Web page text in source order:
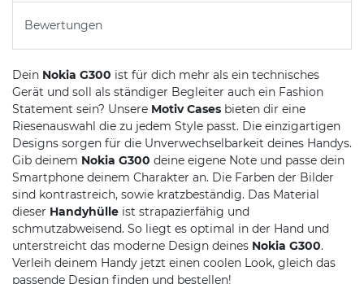
Bewertungen
Dein Nokia G300 ist für dich mehr als ein technisches
Gerät und soll als ständiger Begleiter auch ein Fashion
Statement sein? Unsere Motiv Cases bieten dir eine
Riesenauswahl die zu jedem Style passt. Die einzigartigen
Designs sorgen für die Unverwechselbarkeit deines Handys.
Gib deinem Nokia G300 deine eigene Note und passe dein
Smartphone deinem Charakter an. Die Farben der Bilder
sind kontrastreich, sowie kratzbeständig. Das Material
dieser Handyhülle ist strapazierfähig und
schmutzabweisend. So liegt es optimal in der Hand und
unterstreicht das moderne Design deines Nokia G300.
Verleih deinem Handy jetzt einen coolen Look, gleich das
passende Design finden und bestellen!